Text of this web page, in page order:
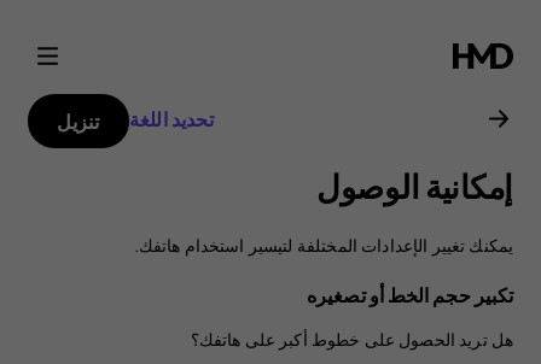
دليل
مستخدم
هاتف
Nokia
4.2
تحديد اللغة تنزيل
إمكانية الوصول
يمكنك تغيير الإعدادات المختلفة لتيسير استخدام هاتفك.
تكبير حجم الخط أو تصغيره
هل تريد الحصول على خطوط أكبر على هاتفك؟